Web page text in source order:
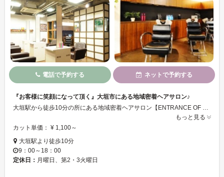
電話で予約する ネットで予約する
『お客様に笑顔になって頂く』大垣市にある地域密着ヘアサロン♪
もっと見る
カット単価： ¥ 1,100～
大垣駅より徒歩10分
9：00～18：00
定休日： 月曜日、第2・3火曜日